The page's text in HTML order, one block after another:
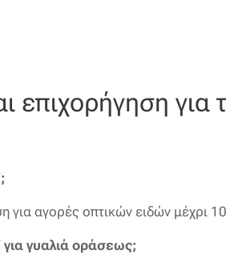
επιχορήγηση για
για αγορές οπτικών ειδών μέχρι
γυαλιά οράσεως;